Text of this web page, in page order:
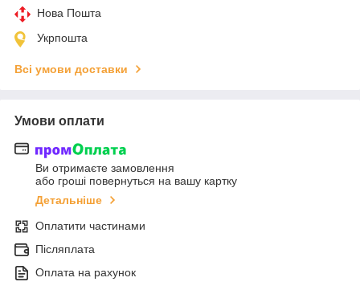
Нова Пошта
Укрпошта
Всі умови доставки
Умови оплати
Ви отримаєте замовлення
або гроші повернуться на вашу картку
Детальніше
Оплатити частинами
Післяплата
Оплата на рахунок